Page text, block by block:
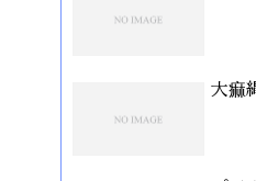
大痲